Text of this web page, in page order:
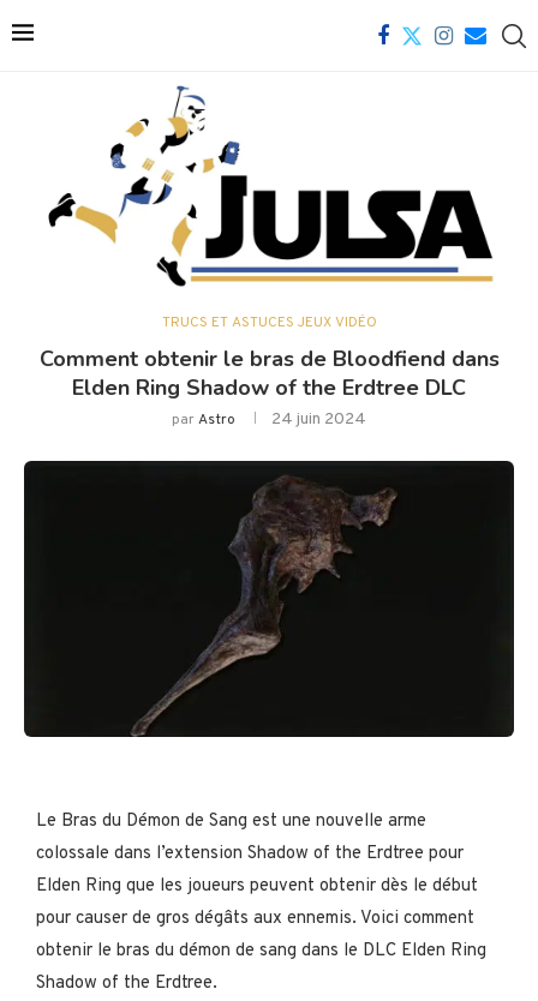
TRUCS ET ASTUCES JEUX VIDÉO
Comment obtenir le bras de Bloodfiend dans
Elden Ring Shadow of the Erdtree DLC
parAstro 24 juin 2024
Le Bras du Démon de Sang est une nouvelle arme
colossale dans l’extension Shadow of the Erdtree pour
Elden Ring que les joueurs peuvent obtenir dès le début
pour causer de gros dégâts aux ennemis. Voici comment
obtenir le bras du démon de sang dans le DLC Elden Ring
Shadow of the Erdtree.